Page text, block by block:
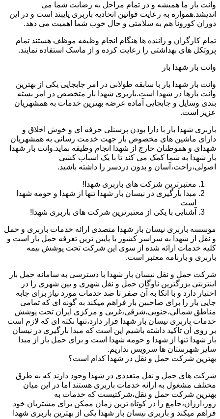
وانت بار ما همیشه و در تمام مراحل به رضایت شما می
اندیشد.همواره به رعایت قوانین اتحادیه باربری پایبند است و در این
دوران کورونا هم به سلامتی و حال خوب شما اهمیت می دهد.
تمام کارگران و راننده ها هنگام انجام وظیفه موظف هستند تمام
پروتکل های بهداشتی را رعایت کرده و از ماسک استفاده نمایند.
وانت بار شهدا بار
وانت بار شهدا بار با سابقه طولانی در امر جابجایی یکی از بهترین
وانت بارها در شهدا است.باربری شهدا بار متخصص در امر بسته
بندی وسایل و جابجایی آماده عرضه بهترین خدمات به همشهریان
عزیز است.
باربری شهدا بار با دارا بودن پرسنلی حرفه ای و خوش اخلاق و
دارای ماشین های مخصوص بار جهت خدمت رسانی به همشهریان
شهدای و هموطنان خارج از شهدا انجام وظیفه نماید.وانت بار شهدا
بار شهدا به شما کمک می کند تا با یک اسباب کشی
اصولی،راحت،آسان و بدون دردسر را داشته باشید.
معتبرترین شرکت های باربری شهدا!
مبدا بارگیری در نیسان بار شهدا تنها از شهدا و حومه شهدا
است
آشنایی با یکی از معتبرترین شرکت های باربری شهدا!
موسسه باربری نیسان بار شهدا متصدی ارائه خدمات باربری و حمل
و نقل از شهدا به سراسر کشور با پایین ترین تعرفه حمل بار است و
کلیه خدمات ارائه شده از سوی این شرکت تحت پوشش بیمه
باربری و بارنامه معتبر است.
شرکت حمل و نقل نیسان بار شهدا با دسترسی به سامانه حمل بار
اینترنتی بزرگترین ناوگان حمل و نقل شهری و بین شهری را در
اختیار دارد و با اتکا به آن صفر تا صد خدمات مورد نیاز برای جابه
جایی بار را برای صاحبین بار فراهم میکند به گونه ای که تمامی
مناطق شمالی،جنوبی،شرقی،غربی و مرکزی ایران تحت پوشش
خدمات باربری نیسان بار شهدا قرار دارد،تنها نکته ای که لازم است
بر روی آن تاکید داشته باشیم این است که مبدا بارگیری در نیسان
بار شهدا تنها از شهدا و حومه شهدا است و برای حمل بار از مبدا
سایر شهرستان ها سرویس نداریم.
بهترین شرکت حمل و نقل در شهدا کدام است؟
شرکت های حمل و نقل متعددی در شهدا وجود دارند که به طرق
مختلف مشغول به ارائه خدمات باربری هستند اما در این میان
بهترین شرکت حمل و نقل،شرکتیست که خدمات به
روز،ارزان،جامع را در کوتاه ترین زمان ممکن برای مشتریان خود
فراهم میکند و باربری نیسان بار شهدا یکی از بهترین باربری شهدا